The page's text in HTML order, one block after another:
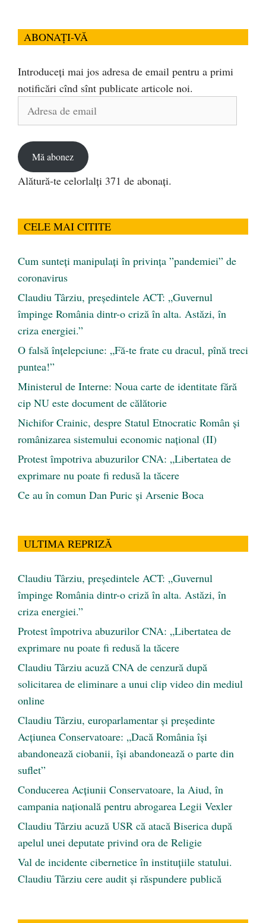
ABONAȚI-VĂ
Introduceți mai jos adresa de email pentru a primi
notificări cînd sînt publicate articole noi.
Adresa
Mă abonez
Alătură-te celorlalți 371 de abonați.
CELE MAI CITITE
Cum sunteți manipulați în privința ”pandemiei” de
coronavirus
Claudiu Târziu, președintele ACT: „Guvernul
împinge România dintr-o criză în alta. Astăzi, în
criza energiei.”
O falsă înțelepciune: „Fă-te frate cu dracul, pînă treci
puntea!”
Ministerul de Interne: Noua carte de identitate fără
cip NU este document de călătorie
Nichifor Crainic, despre Statul Etnocratic Român şi
românizarea sistemului economic naţional (II)
Protest împotriva abuzurilor CNA: „Libertatea de
exprimare nu poate fi redusă la tăcere
Ce au în comun Dan Puric şi Arsenie Boca
ULTIMA REPRIZĂ
Claudiu Târziu, președintele ACT: „Guvernul
împinge România dintr-o criză în alta. Astăzi, în
criza energiei.”
Protest împotriva abuzurilor CNA: „Libertatea de
exprimare nu poate fi redusă la tăcere
Claudiu Târziu acuză CNA de cenzură după
solicitarea de eliminare a unui clip video din mediul
online
Claudiu Târziu, europarlamentar și președinte
Acțiunea Conservatoare: „Dacă România își
abandonează ciobanii, își abandonează o parte din
suflet”
Conducerea Acțiunii Conservatoare, la Aiud, în
campania națională pentru abrogarea Legii Vexler
Claudiu Târziu acuză USR că atacă Biserica după
apelul unei deputate privind ora de Religie
Val de incidente cibernetice în instituțiile statului.
Claudiu Târziu cere audit și răspundere publică